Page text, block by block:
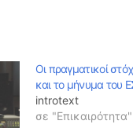
Οι πραγματικοί
και το μήνυμα του
introtext
σε "Επικαιρότητα"